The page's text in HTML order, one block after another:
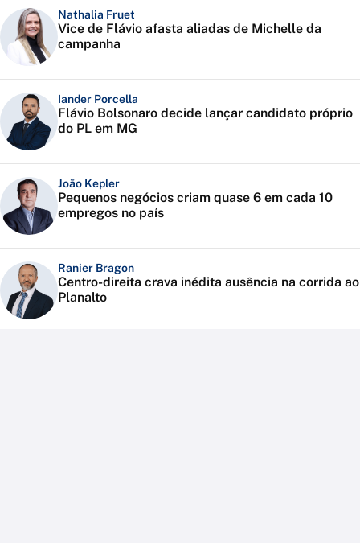
Nathalia Fruet
Vice de Flávio afasta aliadas de Michelle da
campanha
Iander Porcella
Flávio Bolsonaro decide lançar candidato próprio
do PL em MG
João Kepler
Pequenos negócios criam quase 6 em cada 10
empregos no país
Ranier Bragon
Centro-direita crava inédita ausência na corrida ao
Planalto